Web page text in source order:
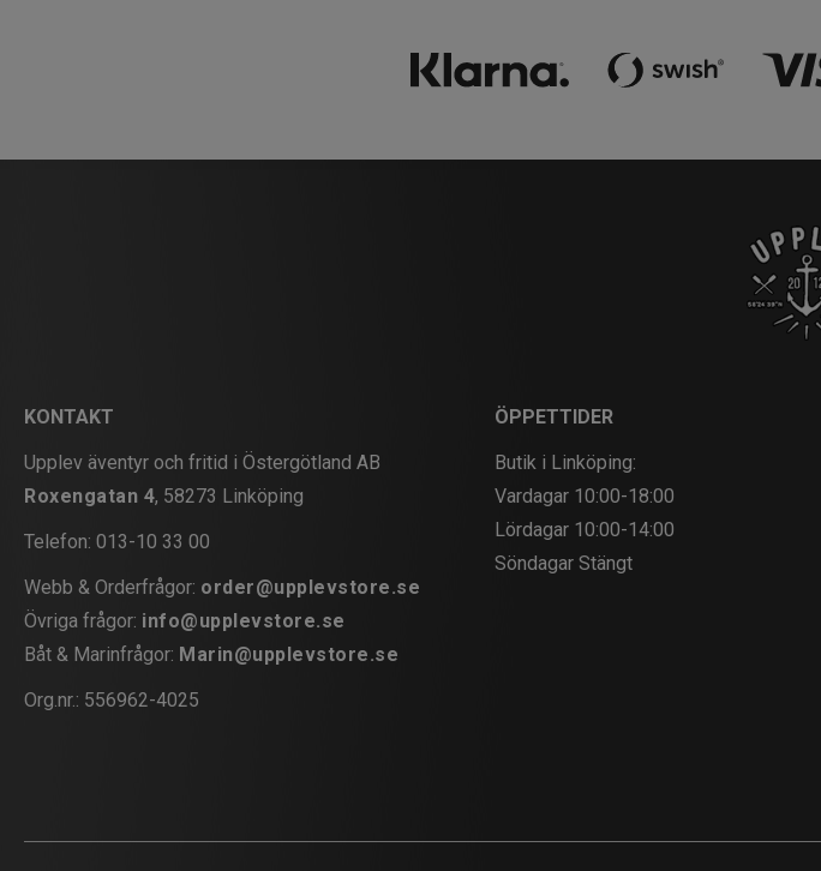
KONTAKT
Upplev äventyr och fritid i Östergötland AB
Roxengatan 4, 58273 Linköping
Telefon: 013-10 33 00
Webb & Orderfrågor: order@upplevstore.se
Övriga frågor: info@upplevstore.se
Båt & Marinfrågor: Marin@upplevstore.se
Org.nr.: 556962-4025
ÖPPETTIDER
Butik i Linköping:
Vardagar 10:00-18:00
Lördagar 10:00-14:00
Söndagar Stängt